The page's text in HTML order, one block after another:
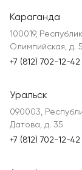
Караганда
100019,
Олимпийская, д. 5
+7 (812) 702-12-42
Уральск
090003,
Датова, д. 35
+7 (812) 702-12-42